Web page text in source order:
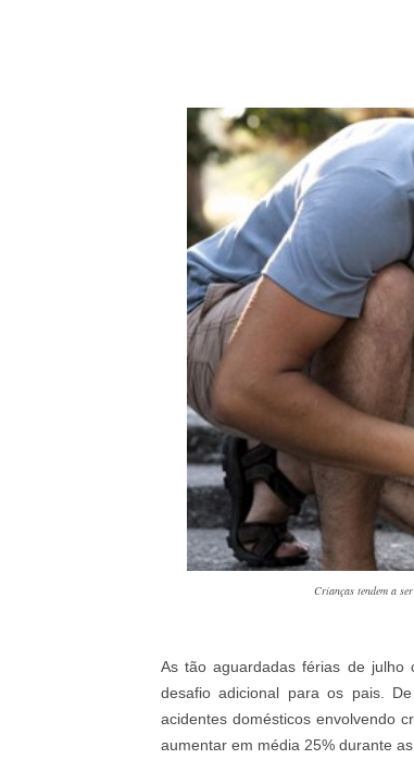
Crianças tendem a
As tão aguardadas férias de
desafio adicional para os pais.
acidentes domésticos envolvendo
aumentar em média 25% durante